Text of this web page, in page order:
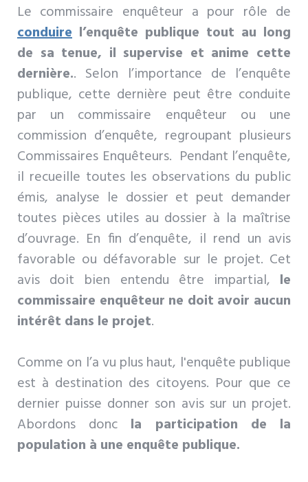
Le commissaire enquêteur a pour rôle de
conduire l’enquête publique tout au long
de sa tenue, il supervise et anime cette
dernière.. Selon l’importance de l’enquête
publique, cette dernière peut être conduite
par un commissaire enquêteur ou une
commission d’enquête, regroupant plusieurs
Commissaires Enquêteurs. Pendant l’enquête,
il recueille toutes les observations du public
émis, analyse le dossier et peut demander
toutes pièces utiles au dossier à la maîtrise
d’ouvrage. En fin d’enquête, il rend un avis
favorable ou défavorable sur le projet. Cet
avis doit bien entendu être impartial, le
commissaire enquêteur ne doit avoir aucun
intérêt dans le projet.
Comme on l’a vu plus haut, l'enquête publique
est à destination des citoyens. Pour que ce
dernier puisse donner son avis sur un projet.
Abordons donc la participation de la
population à une enquête publique.